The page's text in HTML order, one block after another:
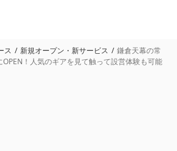
ス 新規オープン・新サービス
鎌倉天幕の常
！人気のギアを見て触って設営体験も可能